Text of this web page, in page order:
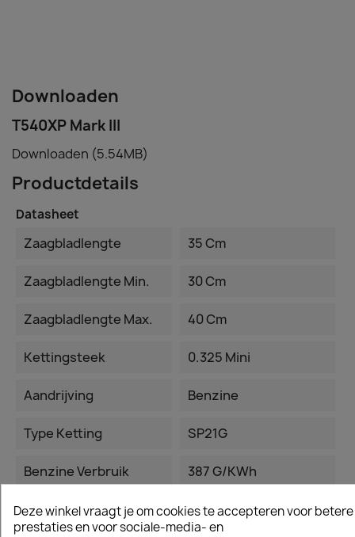
Downloaden
T540XP Mark III
Downloaden (5.54MB)
Productdetails
Datasheet
Zaagbladlengte 35 Cm
Zaagbladlengte Min. 30 Cm
Zaagbladlengte Max. 40 Cm
Kettingsteek 0.325 Mini
Aandrijving Benzine
Type Ketting SP21G
Benzine Verbruik 387 G/kWh
Cilinder Inhoud 39,1 Cm³
Deze winkel vraagt je om cookies te accepteren voor betere
prestaties en voor sociale-media- en